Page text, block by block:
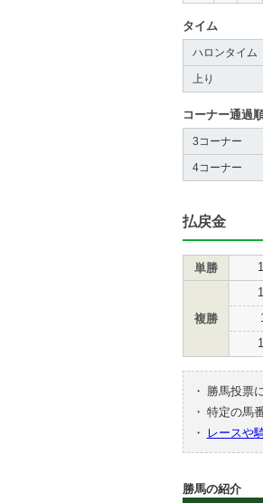
タイム
ハロンタイム
上り
コーナー通過
3コーナー
4コーナー
払戻金
単勝
複勝 1
・ 勝馬投票
・ 特定の馬
・
レースや
勝馬の紹介